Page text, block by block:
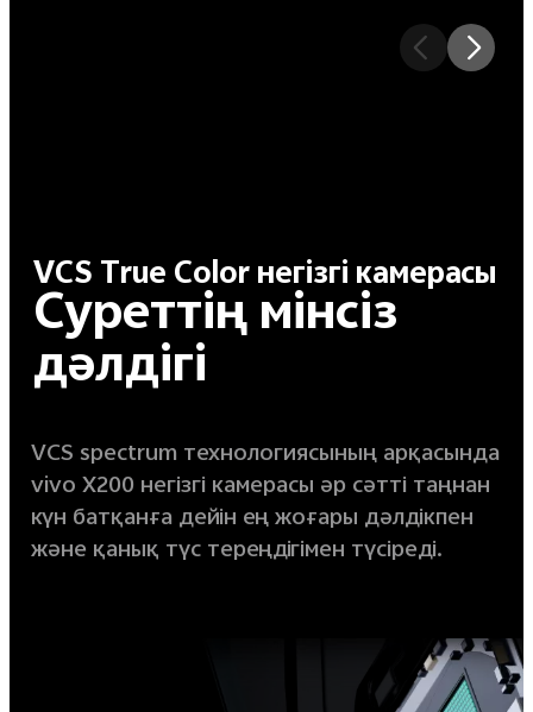
VCS True Color негізгі камерасы
Суреттің мінсіз
дәлдігі
VCS spectrum технологиясының арқасында
vivo X200 негізгі камерасы әр сәтті таңнан
күн батқанға дейін ең жоғары дәлдікпен
және қанық түс тереңдігімен түсіреді.